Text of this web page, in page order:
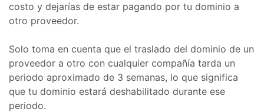
costo y dejarías de estar pagando por tu dominio a
otro proveedor.
Solo toma en cuenta que el traslado del dominio de un
proveedor a otro con cualquier compañía tarda un
periodo aproximado de 3 semanas, lo que significa
que tu dominio estará deshabilitado durante ese
periodo.